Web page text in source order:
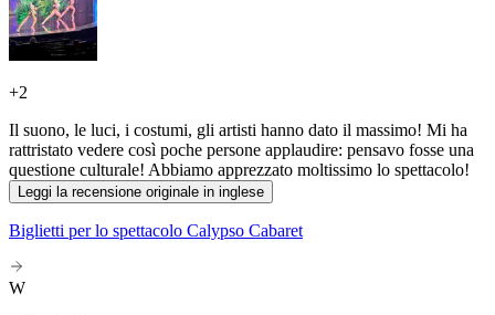
+2
Il suono, le luci, i costumi, gli artisti hanno dato il massimo! Mi ha
rattristato vedere così poche persone applaudire: pensavo fosse una
questione culturale! Abbiamo apprezzato moltissimo lo spettacolo!
Leggi la recensione originale in inglese
Biglietti per lo spettacolo Calypso Cabaret
W